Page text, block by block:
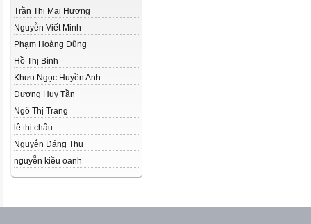
Trần Thị Mai Hương
Nguyễn Viết Minh
Phạm Hoàng Dũng
Hồ Thị Bình
Khưu Ngọc Huyền Anh
Dương Huy Tần
Ngô Thị Trang
lê thị châu
Nguyễn Dáng Thu
nguyễn kiều oanh